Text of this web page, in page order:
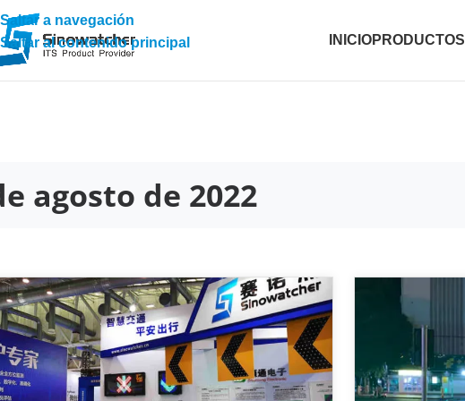
Saltar a navegación
Saltar al contenido principal
INICIOPRODUCTOS
agosto de 2022